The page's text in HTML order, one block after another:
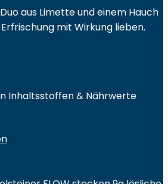
aus Limette und einem Hauch
mit Wirkung lieben.
Inhaltsstoffen & Nährwerte